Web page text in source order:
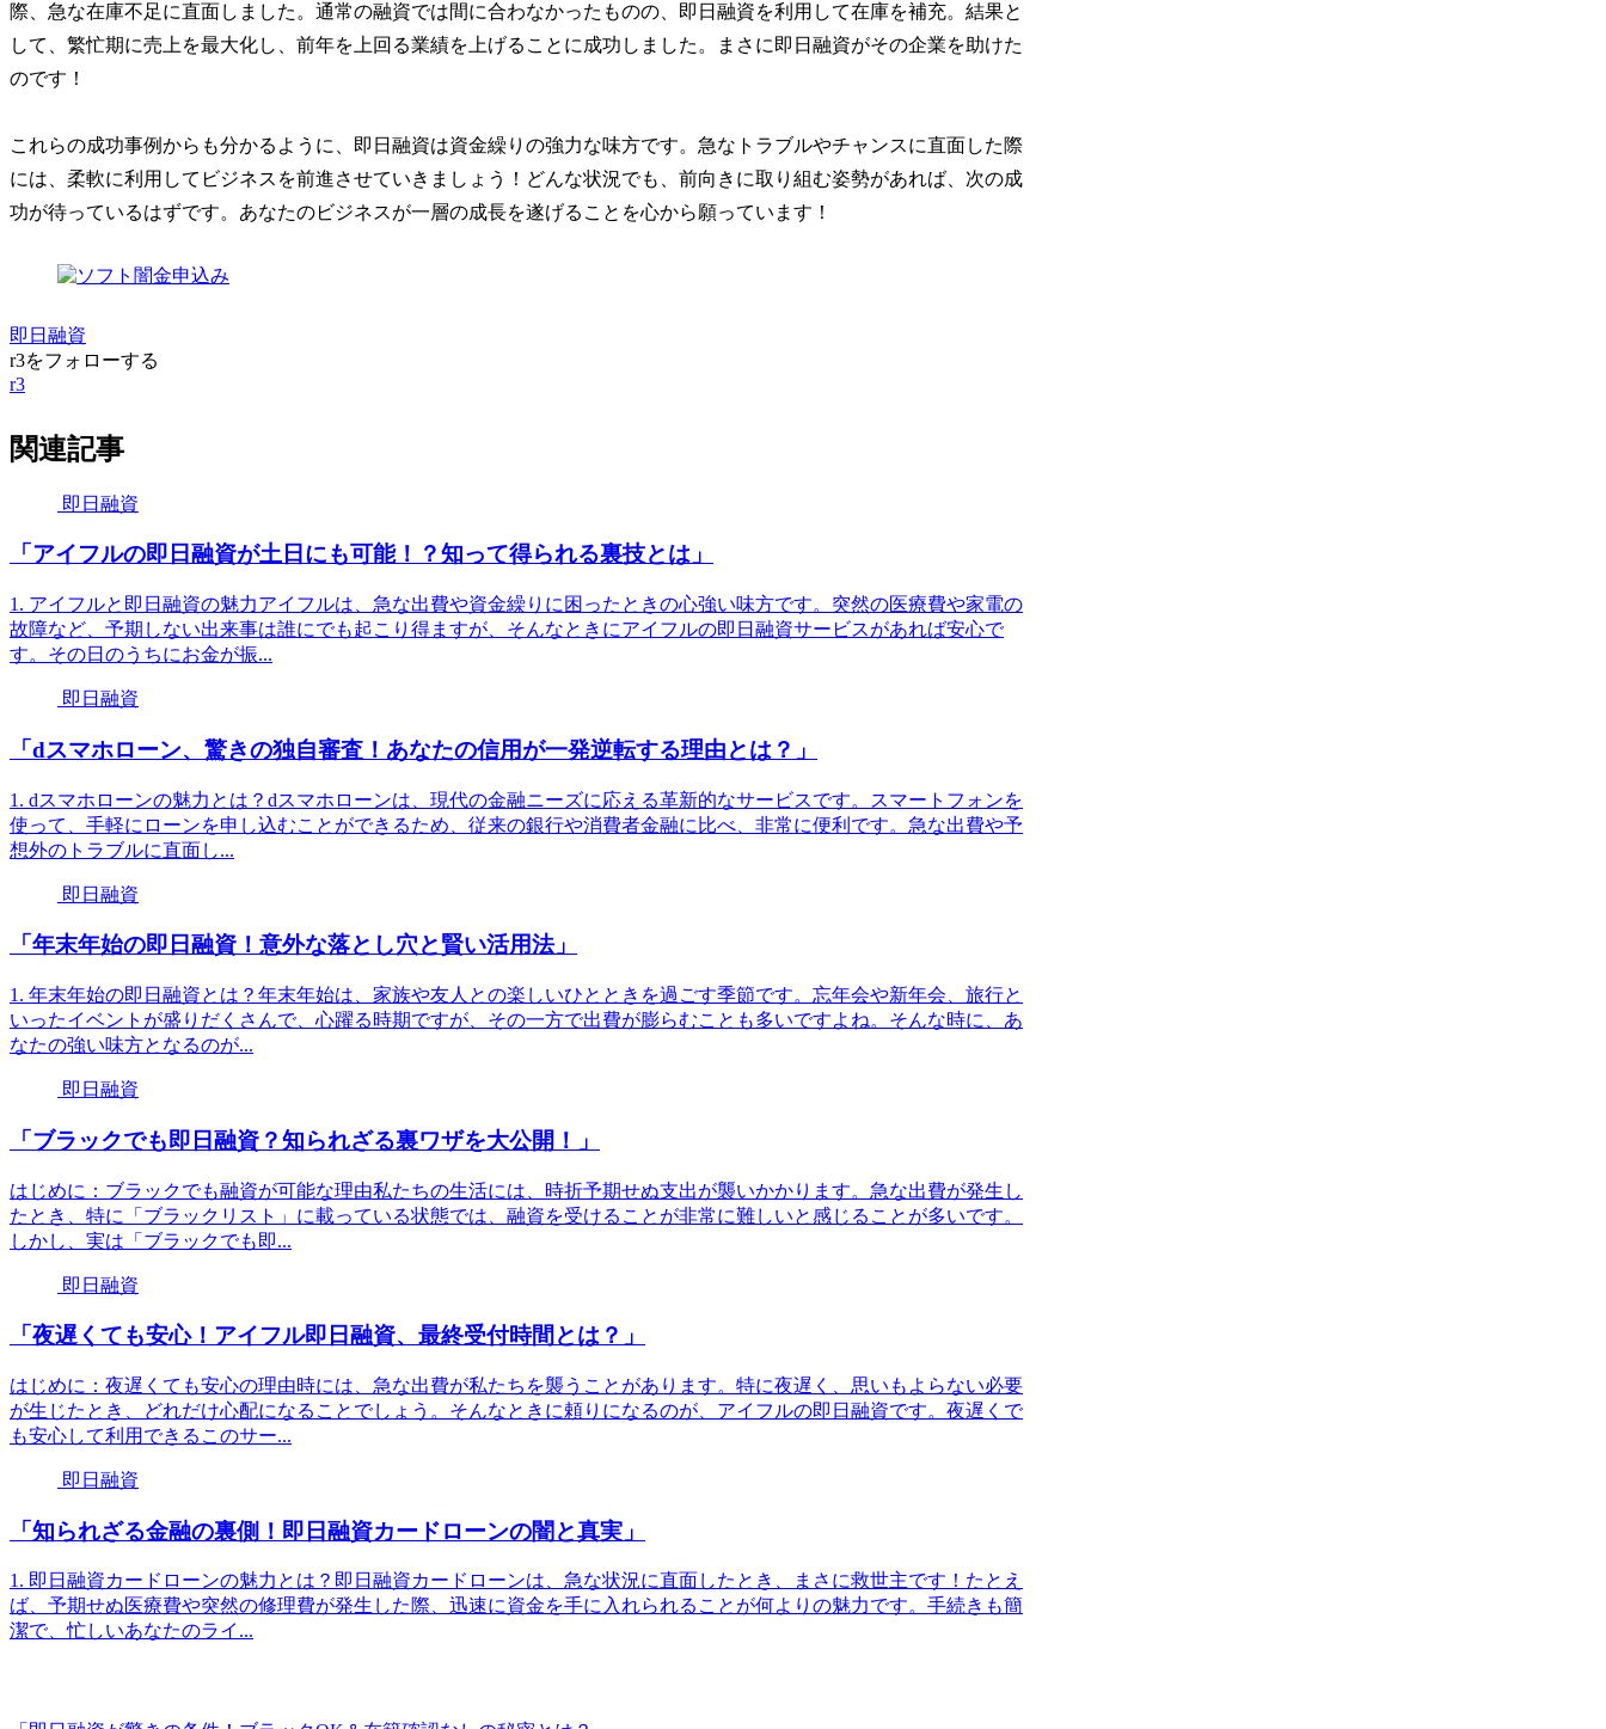
際、急な在庫不足に直面しました。通常の融資では間に合わなかったものの、即日融資を利用して在庫を補充。結果と
して、繁忙期に売上を最大化し、前年を上回る業績を上げることに成功しました。まさに即日融資がその企業を助けた
のです！
これらの成功事例からも分かるように、即日融資は資金繰りの強力な味方です。急なトラブルやチャンスに直面した際
には、柔軟に利用してビジネスを前進させていきましょう！どんな状況でも、前向きに取り組む姿勢があれば、次の成
功が待っているはずです。あなたのビジネスが一層の成長を遂げることを心から願っています！
即日融資
r3をフォローする
r3
関連記事
即日融資
「アイフルの即日融資が土日にも可能！？知って得られる裏技とは」
1. アイフルと即日融資の魅力アイフルは、急な出費や資金繰りに困ったときの心強い味方です。突然の医療費や家電の
故障など、予期しない出来事は誰にでも起こり得ますが、そんなときにアイフルの即日融資サービスがあれば安心で
す。その日のうちにお金が振...
即日融資
「dスマホローン、驚きの独自審査！あなたの信用が一発逆転する理由とは？」
1. dスマホローンの魅力とは？dスマホローンは、現代の金融ニーズに応える革新的なサービスです。スマートフォンを
使って、手軽にローンを申し込むことができるため、従来の銀行や消費者金融に比べ、非常に便利です。急な出費や予
想外のトラブルに直面し...
即日融資
「年末年始の即日融資！意外な落とし穴と賢い活用法」
1. 年末年始の即日融資とは？年末年始は、家族や友人との楽しいひとときを過ごす季節です。忘年会や新年会、旅行と
いったイベントが盛りだくさんで、心躍る時期ですが、その一方で出費が膨らむことも多いですよね。そんな時に、あ
なたの強い味方となるのが...
即日融資
「ブラックでも即日融資？知られざる裏ワザを大公開！」
はじめに：ブラックでも融資が可能な理由私たちの生活には、時折予期せぬ支出が襲いかかります。急な出費が発生し
たとき、特に「ブラックリスト」に載っている状態では、融資を受けることが非常に難しいと感じることが多いです。
しかし、実は「ブラックでも即...
即日融資
「夜遅くても安心！アイフル即日融資、最終受付時間とは？」
はじめに：夜遅くても安心の理由時には、急な出費が私たちを襲うことがあります。特に夜遅く、思いもよらない必要
が生じたとき、どれだけ心配になることでしょう。そんなときに頼りになるのが、アイフルの即日融資です。夜遅くで
も安心して利用できるこのサー...
即日融資
「知られざる金融の裏側！即日融資カードローンの闇と真実」
1. 即日融資カードローンの魅力とは？即日融資カードローンは、急な状況に直面したとき、まさに救世主です！たとえ
ば、予期せぬ医療費や突然の修理費が発生した際、迅速に資金を手に入れられることが何よりの魅力です。手続きも簡
潔で、忙しいあなたのライ...